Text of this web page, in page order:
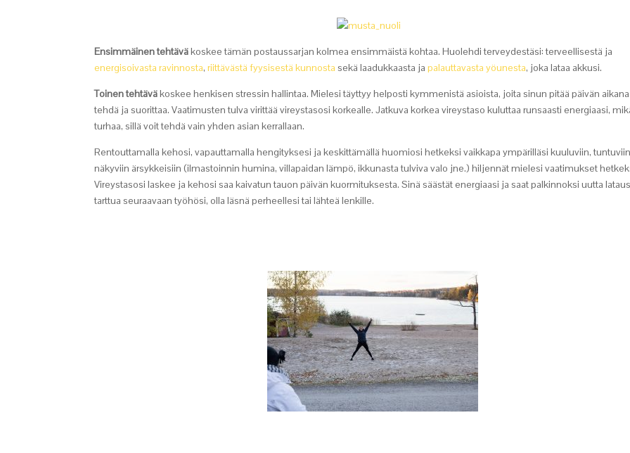
Ensimmäinen tehtäväkoskee tämän postaussarjan kolmea ensimmäistä kohtaa. Huolehdi terveydestäsi: terveellisestä ja
energisoivasta ravinnosta,riittävästä fyysisestä kunnostasekä laadukkaasta japalauttavasta yöunesta, joka lataa akkusi.
Toinen tehtäväkoskee henkisen stressin hallintaa. Mielesi täyttyy helposti kymmenistä asioista, joita sinun pitää päivän aikana
tehdä ja suorittaa. Vaatimusten tulva virittää vireystasosi korkealle. Jatkuva korkea vireystaso kuluttaa runsaasti energiaasi,
turhaa, sillä voit tehdä vain yhden asian kerrallaan.
Rentouttamalla kehosi, vapauttamalla hengityksesi ja keskittämällä huomiosi hetkeksi vaikkapa ympärilläsi kuuluviin,
näkyviin ärsykkeisiin (ilmastoinnin humina, villapaidan lämpö, ikkunasta tulviva valo jne.) hiljennät mielesi vaatimukset
Vireystasosi laskee ja kehosi saa kaivatun tauon päivän kuormituksesta. Sinä säästät energiaasi ja saat palkinnoksi uutta
tarttua seuraavaan työhösi, olla läsnä perheellesi tai lähteä lenkille.